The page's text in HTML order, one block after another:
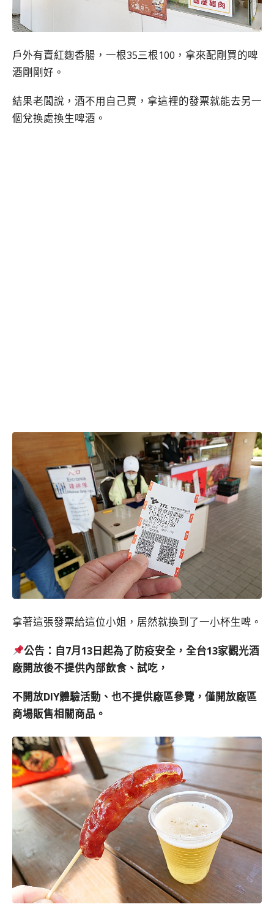
戶外有賣紅麴香腸，一根35三根100，拿來配剛買的啤
酒剛剛好。
結果老闆說，酒不用自己買，拿這裡的發票就能去另一
個兌換處換生啤酒。
拿著這張發票給這位小姐，居然就換到了一小杯生啤。
公告：自7月13日起為了防疫安全，全台13家觀光酒
廠開放後不提供內部飲食、試吃，
不開放DIY體驗活動、也不提供廠區參覽，僅開放廠區
商場販售相關商品。